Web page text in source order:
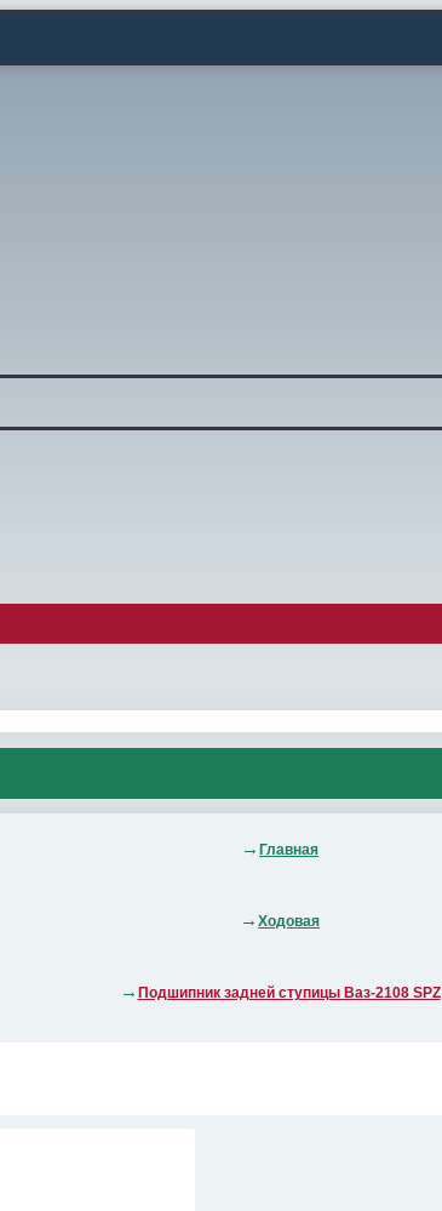
Главная
Ходовая
Подшипник задней ступицы Ваз-2108 SPZ